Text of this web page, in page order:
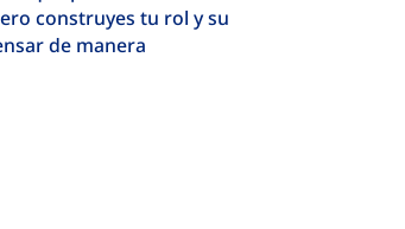
construyes tu rol y su
de manera